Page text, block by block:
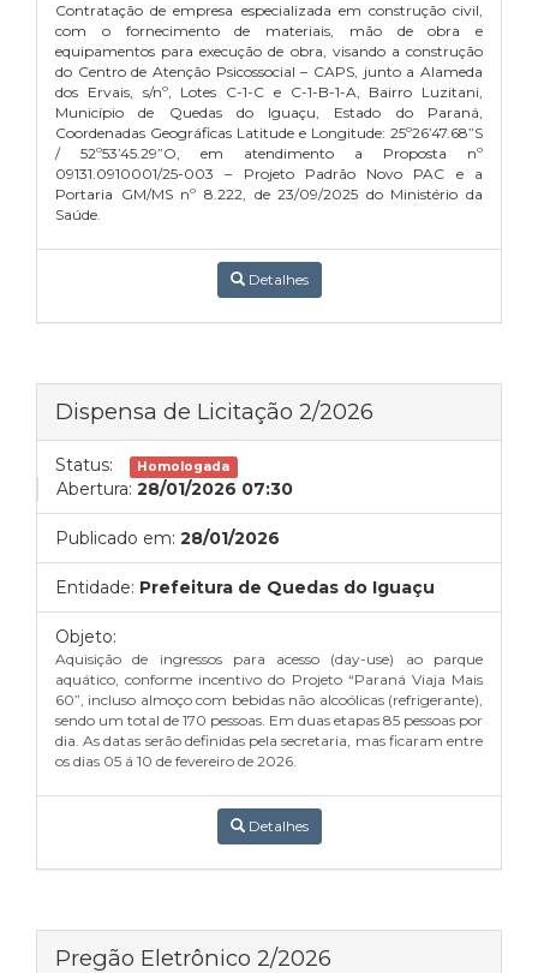
Contratação de empresa especializada em construção civil,
com o fornecimento de materiais, mão de obra e
equipamentos para execução de obra, visando a construção
do Centro de Atenção Psicossocial – CAPS, junto a Alameda
dos Ervais, s/nº, Lotes C-1-C e C-1-B-1-A, Bairro Luzitani,
Município de Quedas do Iguaçu, Estado do Paraná,
Coordenadas Geográficas Latitude e Longitude: 25º26’47.68”S
/ 52º53’45.29”O, em atendimento a Proposta nº
09131.0910001/25-003 – Projeto Padrão Novo PAC e a
Portaria GM/MS nº 8.222, de 23/09/2025 do Ministério da
Saúde.
Detalhes
Dispensa de Licitação 2/2026
Status: Homologada
Abertura: 28/01/2026 07:30
Publicado em: 28/01/2026
Entidade: Prefeitura de Quedas do Iguaçu
Objeto:
Aquisição de ingressos para acesso (day-use) ao parque
aquático, conforme incentivo do Projeto “Paraná Viaja Mais
60”, incluso almoço com bebidas não alcoólicas (refrigerante),
sendo um total de 170 pessoas. Em duas etapas 85 pessoas por
dia. As datas serão definidas pela secretaria, mas ficaram entre
os dias 05 á 10 de fevereiro de 2026.
Detalhes
Pregão Eletrônico 2/2026